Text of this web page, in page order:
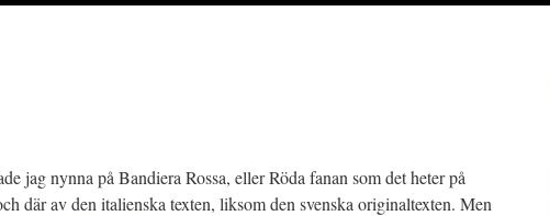
jag nynna på Bandiera Rossa, eller Röda fanan som det heter på
där av den italienska texten, liksom den svenska originaltexten. Men